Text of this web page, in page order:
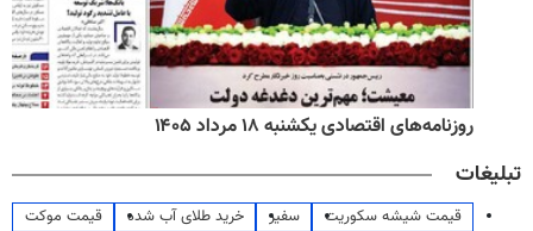
روزنامه‌های اقتصادی یکشنبه ۱۸ مرداد ۱۴۰۵
تبلیغات
قیمت شیشه سکوریت سفیر خرید طلای آب شده
قیمت موکت